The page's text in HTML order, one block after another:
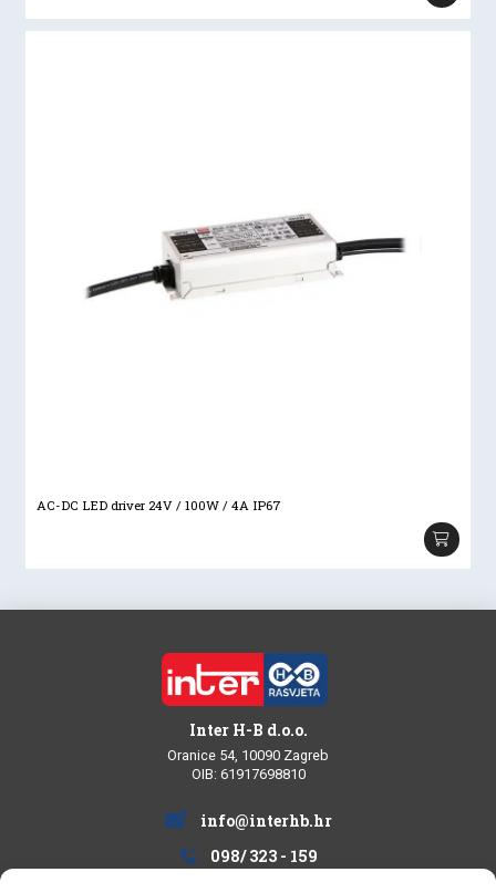
AC-DC LED driver 24V / 100W / 4A IP67
Inter H-B d.o.o.
Oranice 54, 10090 Zagreb
OIB: 61917698810
info@interhb.hr
098/ 323 - 159